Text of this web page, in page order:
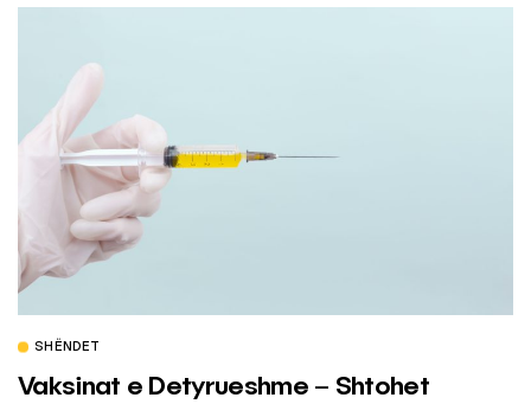
SHËNDET
Vaksinat e Detyrueshme – Shtohet